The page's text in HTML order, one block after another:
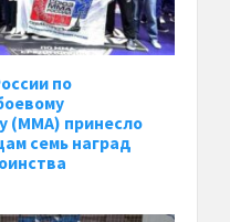
по
(ММА) принесло
семь наград